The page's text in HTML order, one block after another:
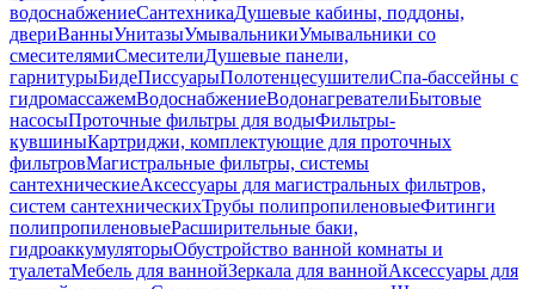
водоснабжениеСантехникаДушевые кабины, поддоны,
двериВанныУнитазыУмывальникиУмывальники со
смесителямиСмесителиДушевые панели,
гарнитурыБидеПиссуарыПолотенцесушителиСпа-бассейны с
гидромассажемВодоснабжениеВодонагревателиБытовые
насосыПроточные фильтры для водыФильтры-
кувшиныКартриджи, комплектующие для проточных
фильтровМагистральные фильтры, системы
сантехническиеАксессуары для магистральных фильтров,
систем сантехническихТрубы полипропиленовыеФитинги
полипропиленовыеРасширительные баки,
гидроаккумуляторыОбустройство ванной комнаты и
туалетаМебель для ваннойЗеркала для ваннойАксессуары для